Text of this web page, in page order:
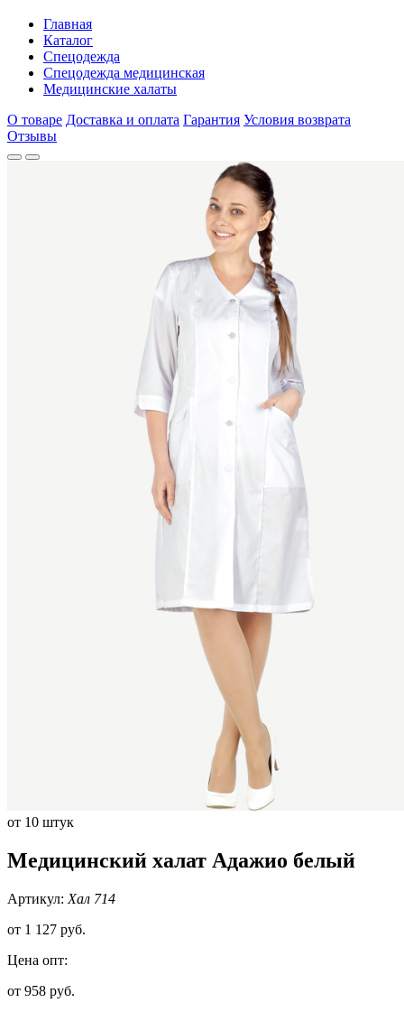
Главная
Каталог
Спецодежда
Спецодежда медицинская
Медицинские халаты
О товаре Доставка и оплата Гарантия Условия возврата
Отзывы
от 10 штук
Медицинский халат Адажио белый
Артикул: Хал 714
от 1 127 руб.
Цена опт:
от 958 руб.